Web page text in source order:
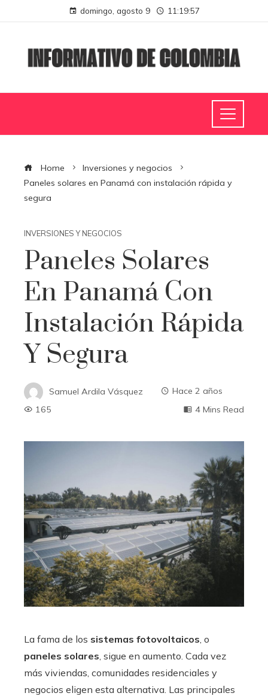
domingo, agosto 9 11:19:58
Home
Inversiones y negocios
Paneles solares en Panamá con instalación rápida y
segura
INVERSIONES Y NEGOCIOS
Paneles Solares
En Panamá Con
Instalación Rápida
Y Segura
Samuel Ardila Vásquez
Hace 2 años
165
4 Mins Read
La fama de los sistemas fotovoltaicos , o
paneles solares , sigue en aumento. Cada vez
más viviendas, comunidades residenciales y
negocios eligen esta alternativa. Las principales